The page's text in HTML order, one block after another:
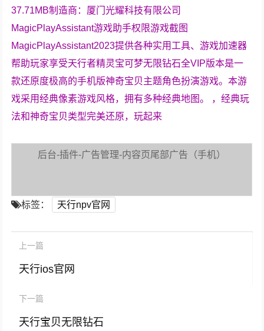
37.71MB制造商：厦门光耀科技有限公司
MagicPlayAssistant游戏助手权限游戏截图
MagicPlayAssistant2023提供各种实用工具、游戏加速器
帮助玩家享受天行者精灵宝可梦无限钻石全VIP版本是一
款还原度极高的手机版神奇宝贝主题角色扮演游戏。本游
戏采用经典像素游戏风格，拥有多种经典地图。 ，经典玩
法和神奇宝贝类型完美还原，玩起来
后台-插件-广告管理-内容页尾部广告（手机）
标签： 天行npv官网
上一篇
天行ios官网
下一篇
天行宝贝无限钻石